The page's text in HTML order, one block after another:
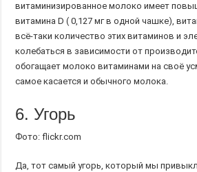
витаминизированное молоко имеет
витамина D ( 0,127 мг в одной чашке),
всё-таки количество этих витаминов и
колебаться в зависимости от
обогащает молоко витаминами на своё
самое касается и обычного молока.
6. Угорь
Фото: flickr.com
Да, тот самый угорь, который мы